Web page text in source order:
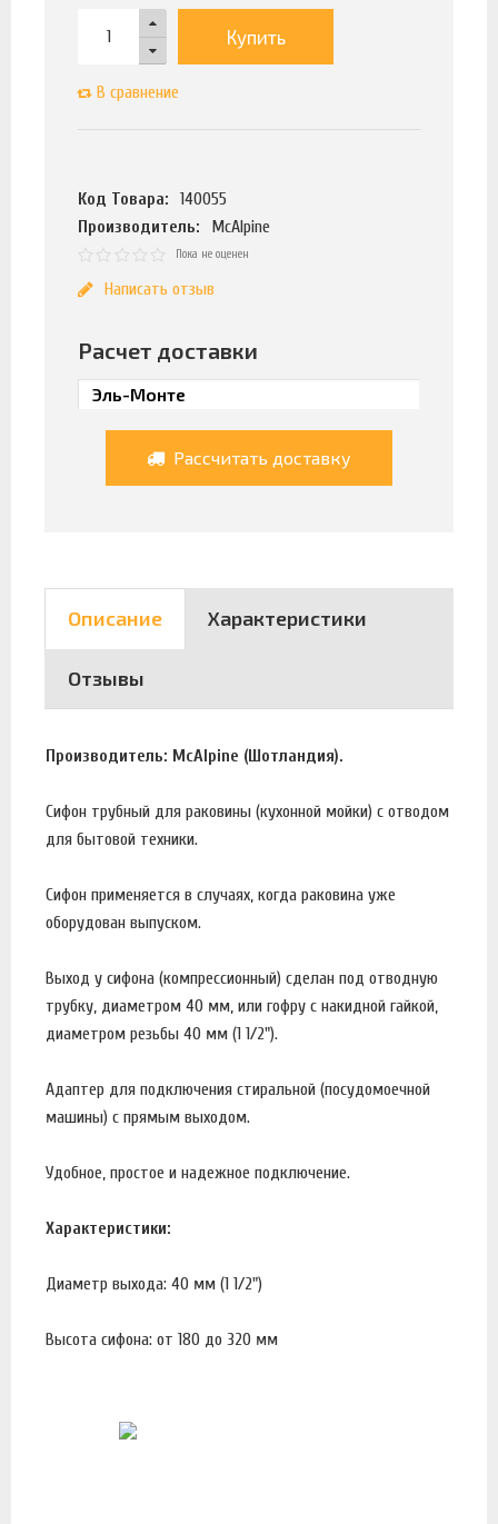
Купить
В сравнение
Код Товара:
140055
Производитель:
McAlpine
Пока не оценен
Написать отзыв
Расчет доставки
Рассчитать доставку
Описание Характеристики
Отзывы
Производитель: McAlpine (Шотландия).
Сифон трубный для раковины (кухонной мойки) с отводом
для бытовой техники.
Сифон применяется в случаях, когда раковина уже
оборудован выпуском.
Выход у сифона (компрессионный) сделан под отводную
трубку, диаметром 40 мм, или гофру с накидной гайкой,
диаметром резьбы 40 мм (1 1/2").
Адаптер для подключения стиральной (посудомоечной
машины) с прямым выходом.
Удобное, простое и надежное подключение.
Характеристики:
Диаметр выхода: 40 мм (1 1/2")
Высота сифона: от 180 до 320 мм